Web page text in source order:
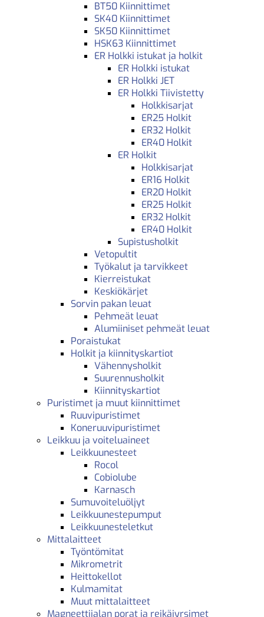
BT50 Kiinnittimet
SK40 Kiinnittimet
SK50 Kiinnittimet
HSK63 Kiinnittimet
ER Holkki istukat ja holkit
ER Holkki istukat
ER Holkki JET
ER Holkki Tiivistetty
Holkkisarjat
ER25 Holkit
ER32 Holkit
ER40 Holkit
ER Holkit
Holkkisarjat
ER16 Holkit
ER20 Holkit
ER25 Holkit
ER32 Holkit
ER40 Holkit
Supistusholkit
Vetopultit
Työkalut ja tarvikkeet
Kierreistukat
Keskiökärjet
Sorvin pakan leuat
Pehmeät leuat
Alumiiniset pehmeät leuat
Poraistukat
Holkit ja kiinnityskartiot
Vähennysholkit
Suurennusholkit
Kiinnityskartiot
Puristimet ja muut kiinnittimet
Ruuvipuristimet
Koneruuvipuristimet
Leikkuu ja voiteluaineet
Leikkuunesteet
Rocol
Cobiolube
Karnasch
Sumuvoiteluöljyt
Leikkuunestepumput
Leikkuunesteletkut
Mittalaitteet
Työntömitat
Mikrometrit
Heittokellot
Kulmamitat
Muut mittalaitteet
Magneettijalan porat ja reikäjyrsimet